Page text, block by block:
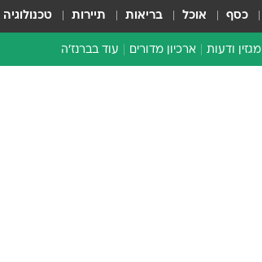
כסף אוכל בריאות תיירות טכנולוגיה
מגזין ודעות ארכיון מדורים עוד בברנז'ה